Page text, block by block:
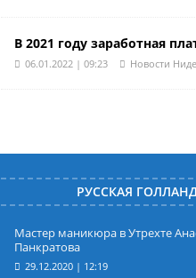
В 2021 году заработная
06.01.2022 | 09:23 Новости
РУССКАЯ
Мастер маникюра в Утрехте
Панкратова
29.12.2020 | 12:19